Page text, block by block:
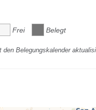
Frei Belegt
den Belegungskalender